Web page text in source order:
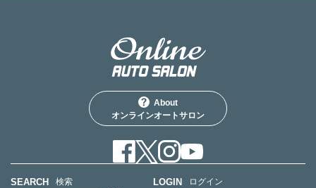
About
オンラインオートサロン
SEARCH
検索
LOGIN
ログイン